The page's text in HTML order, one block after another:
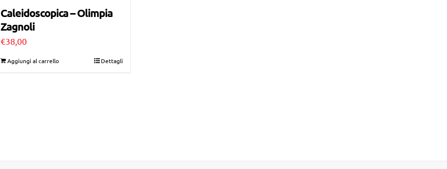
Caleidoscopica – Olimpia
Zagnoli
€38,00
Aggiungi al carrello Dettagli